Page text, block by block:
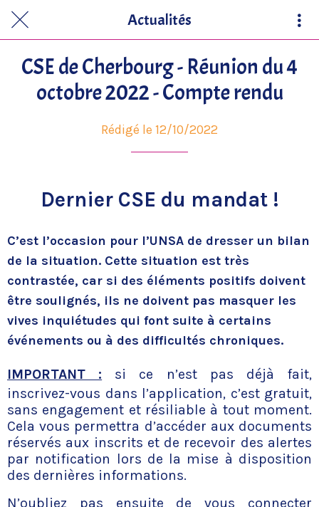
Actualités
CSE de Cherbourg - Réunion du 4
octobre 2022 - Compte rendu
Rédigé le 12/10/2022
Dernier CSE du mandat !
C’est l’occasion pour l’UNSA de dresser un bilan
de la situation. Cette situation est très
contrastée, car si des éléments positifs doivent
être soulignés, ils ne doivent pas masquer les
vives inquiétudes qui font suite à certains
événements ou à des difficultés chroniques.
IMPORTANT : si ce n’est pas déjà fait,
inscrivez-vous dans l’application, c’est gratuit,
sans engagement et résiliable à tout moment.
Cela vous permettra d’accéder aux documents
réservés aux inscrits et de recevoir des alertes
par notification lors de la mise à disposition
des dernières informations.
N’oubliez pas ensuite de vous connecter